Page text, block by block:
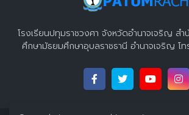
โรงเรียนปทุมราชวงศา จังหวัดอำนาจเจริญ ส
ศึกษามัธยมศึกษาอุบลราชธานี อำนาจเจริญ โ